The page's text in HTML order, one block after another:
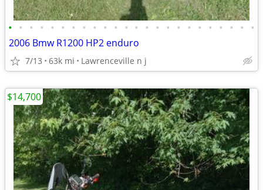
• • • • • • • • • • • • • • • • • • • • • • • •
2006 Bmw R1200 HP2 enduro
7/13 63k mi Lawrenceville n j
$14,700